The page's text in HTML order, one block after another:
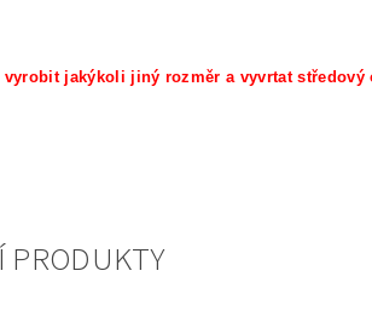
vyrobit jakýkoli jiný rozměr a vyvrtat
PRODUKTY